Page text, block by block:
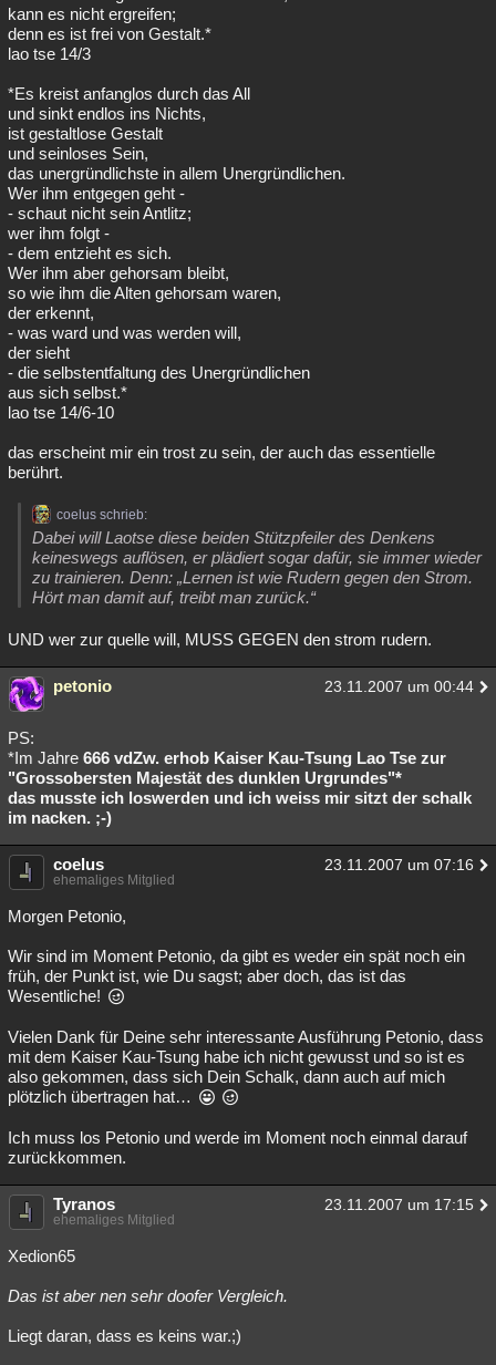
kann es nicht ergreifen;
denn es ist frei von Gestalt.*
lao tse 14/3
*Es kreist anfanglos durch das All
und sinkt endlos ins Nichts,
ist gestaltlose Gestalt
und seinloses Sein,
das unergründlichste in allem Unergründlichen.
Wer ihm entgegen geht -
- schaut nicht sein Antlitz;
wer ihm folgt -
- dem entzieht es sich.
Wer ihm aber gehorsam bleibt,
so wie ihm die Alten gehorsam waren,
der erkennt,
- was ward und was werden will,
der sieht
- die selbstentfaltung des Unergründlichen
aus sich selbst.*
lao tse 14/6-10
das erscheint mir ein trost zu sein, der auch das essentielle
berührt.
coelus schrieb:
Dabei will Laotse diese beiden Stützpfeiler des Denkens
keineswegs auflösen, er plädiert sogar dafür, sie immer wieder
zu trainieren. Denn: „Lernen ist wie Rudern gegen den Strom.
Hört man damit auf, treibt man zurück.“
UND wer zur quelle will, MUSS GEGEN den strom rudern.
petonio 23.11.2007 um 00:44
PS:
*Im Jahre 666 vdZw. erhob Kaiser Kau-Tsung Lao Tse zur
"Grossobersten Majestät des dunklen Urgrundes"*
das musste ich loswerden und ich weiss mir sitzt der schalk
im nacken. ;-)
coelus 23.11.2007 um 07:16
ehemaliges Mitglied
Morgen Petonio,
Wir sind im Moment Petonio, da gibt es weder ein spät noch ein
früh, der Punkt ist, wie Du sagst; aber doch, das ist das
Wesentliche!
Vielen Dank für Deine sehr interessante Ausführung Petonio, dass
mit dem Kaiser Kau-Tsung habe ich nicht gewusst und so ist es
also gekommen, dass sich Dein Schalk, dann auch auf mich
plötzlich übertragen hat…
Ich muss los Petonio und werde im Moment noch einmal darauf
zurückkommen.
Tyranos 23.11.2007 um 17:15
ehemaliges Mitglied
Xedion65
Das ist aber nen sehr doofer Vergleich.
Liegt daran, dass es keins war.;)